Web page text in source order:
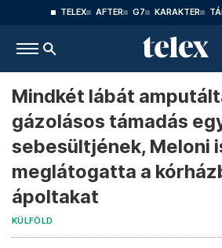
TELEX AFTER G7 KARAKTER
Mindkét lábát
gázolásos támadás
sebesültjének, Meloni
meglátogatta a
ápoltakat
KÜLFÖLD